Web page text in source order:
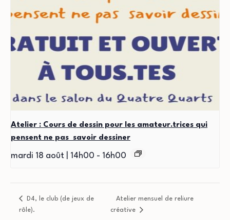
Atelier : Cours de dessin pour les amateur.trices qui
pensent ne pas savoir dessiner
mardi 18 août | 14h00 - 16h00
D4, le club (de jeux de
rôle).
Atelier mensuel de reliure
créative